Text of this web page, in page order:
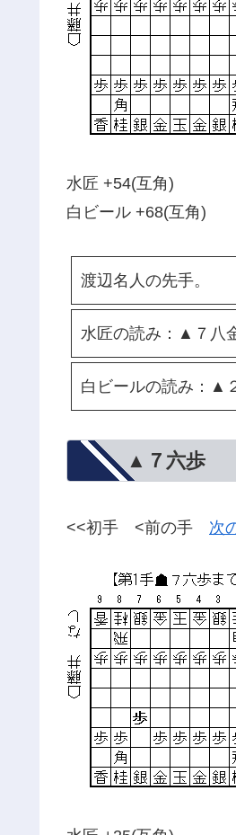
水匠 +54(互角)
白ビール +68(互角)
渡辺名人の先手。
水匠の読み：▲７八
白ビールの読み：▲
▲７六歩
<<初手 <前の手 次